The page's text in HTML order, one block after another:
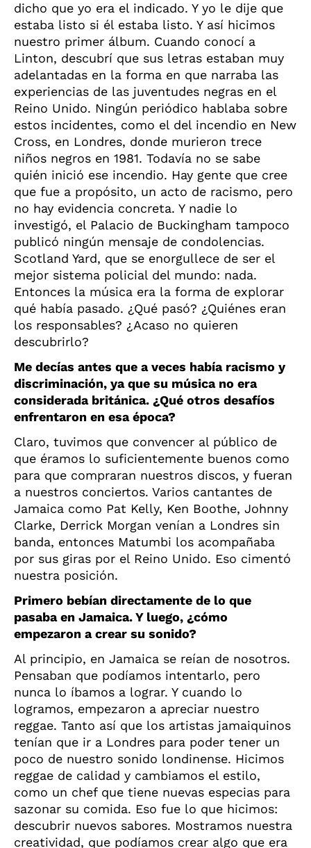
dicho que yo era el indicado. Y yo le dije que
estaba listo si él estaba listo. Y así hicimos
nuestro primer álbum. Cuando conocí a
Linton, descubrí que sus letras estaban muy
adelantadas en la forma en que narraba las
experiencias de las juventudes negras en el
Reino Unido. Ningún periódico hablaba sobre
estos incidentes, como el del incendio en New
Cross, en Londres, donde murieron trece
niños negros en 1981. Todavía no se sabe
quién inició ese incendio. Hay gente que cree
que fue a propósito, un acto de racismo, pero
no hay evidencia concreta. Y nadie lo
investigó, el Palacio de Buckingham tampoco
publicó ningún mensaje de condolencias.
Scotland Yard, que se enorgullece de ser el
mejor sistema policial del mundo: nada.
Entonces la música era la forma de explorar
qué había pasado. ¿Qué pasó? ¿Quiénes eran
los responsables? ¿Acaso no quieren
descubrirlo?
Me decías antes que a veces había racismo y
discriminación, ya que su música no era
considerada británica. ¿Qué otros desafíos
enfrentaron en esa época?
Claro, tuvimos que convencer al público de
que éramos lo suficientemente buenos como
para que compraran nuestros discos, y fueran
a nuestros conciertos. Varios cantantes de
Jamaica como Pat Kelly, Ken Boothe, Johnny
Clarke, Derrick Morgan venían a Londres sin
banda, entonces Matumbi los acompañaba
por sus giras por el Reino Unido. Eso cimentó
nuestra posición.
Primero bebían directamente de lo que
pasaba en Jamaica. Y luego, ¿cómo
empezaron a crear su sonido?
Al principio, en Jamaica se reían de nosotros.
Pensaban que podíamos intentarlo, pero
nunca lo íbamos a lograr. Y cuando lo
logramos, empezaron a apreciar nuestro
reggae. Tanto así que los artistas jamaiquinos
tenían que ir a Londres para poder tener un
poco de nuestro sonido londinense. Hicimos
reggae de calidad y cambiamos el estilo,
como un chef que tiene nuevas especias para
sazonar su comida. Eso fue lo que hicimos:
descubrir nuevos sabores. Mostramos nuestra
creatividad, que podíamos crear algo que era